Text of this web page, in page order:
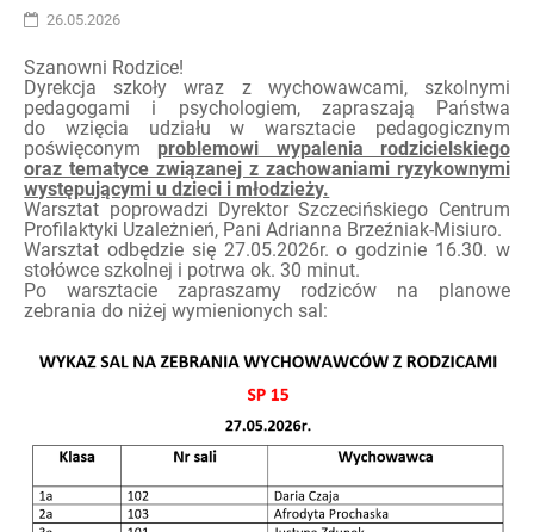
26.05.2026
Szanowni Rodzice!
Dyrekcja szkoły wraz z wychowawcami, szkolnymi
pedagogami i psychologiem, zapraszają Państwa
do wzięcia udziału w warsztacie pedagogicznym
poświęconym problemowi wypalenia rodzicielskiego
oraz tematyce związanej z zachowaniami ryzykownymi
występującymi u dzieci i młodzieży.
Warsztat poprowadzi Dyrektor Szczecińskiego Centrum
Profilaktyki Uzależnień, Pani Adrianna Brzeźniak-Misiuro.
Warsztat odbędzie się 27.05.2026r. o godzinie 16.30. w
stołówce szkolnej i potrwa ok. 30 minut.
Po warsztacie zapraszamy rodziców na planowe
zebrania do niżej wymienionych sal: